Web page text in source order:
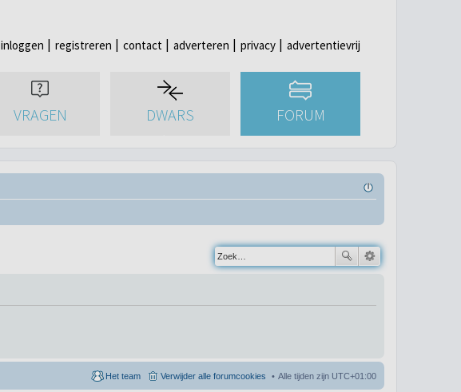
inloggen registreren contact adverteren privacy advertentievrij
VRAGEN DWARS FORUM
Alle tijden zijn UTC+01:00
Verwijder alle forumcookies
Het team